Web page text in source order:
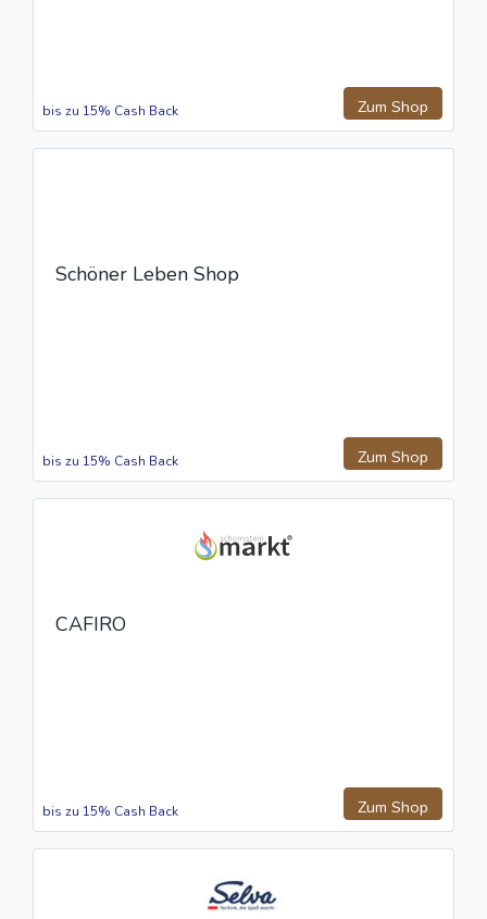
Zum Shop
bis zu 15% Cash Back
Schöner Leben Shop
Zum Shop
bis zu 15% Cash Back
CAFIRO
Zum Shop
bis zu 15% Cash Back